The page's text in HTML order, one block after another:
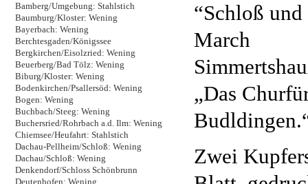
Bamberg/Umgebung: Stahlstich
Baumburg/Kloster: Wening
Bayerbach: Wening
Berchtesgaden/Königssee
Bergkirchen/Eisolzried: Wening
Beuerberg/Bad Tölz: Wening
Biburg/Kloster: Wening
Bodenkirchen/Psallersöd: Wening
Bogen: Wening
Buchbach/Steeg: Wening
Buchersried/Rohrbach a.d. Ilm: Wening
Chiemsee/Heufahrt: Stahlstich
Dachau-Pellheim/Schloß: Wening
Dachau/Schloß: Wening
Denkendorf/Schloss Schönbrunn
Deutenhofen: Wening
“Schloß
March
„Das
Zwei